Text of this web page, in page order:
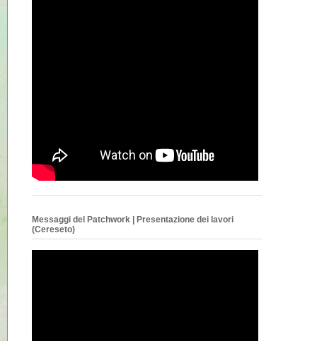
Messaggi del Patchwork | Presentazione dei lavori
(Cereseto)